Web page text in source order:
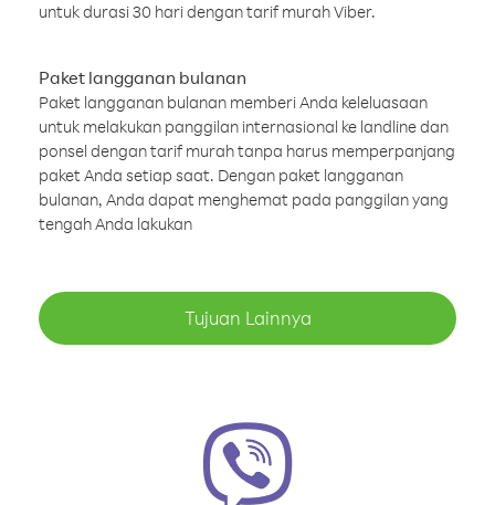
untuk durasi 30 hari dengan tarif murah Viber.
Paket langganan bulanan
Paket langganan bulanan memberi Anda keleluasaan
untuk melakukan panggilan internasional ke landline dan
ponsel dengan tarif murah tanpa harus memperpanjang
paket Anda setiap saat. Dengan paket langganan
bulanan, Anda dapat menghemat pada panggilan yang
tengah Anda lakukan
Tujuan Lainnya